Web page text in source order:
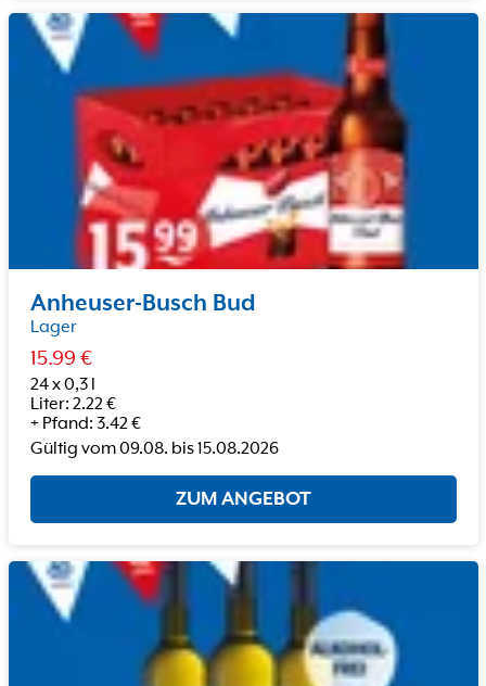
Anheuser-Busch Bud
Lager
15.99 €
24 x 0,3 l
Liter: 2.22€
+ Pfand: 3.42€
Gültig vom09.08. bis15.08.2026
ZUM ANGEBOT